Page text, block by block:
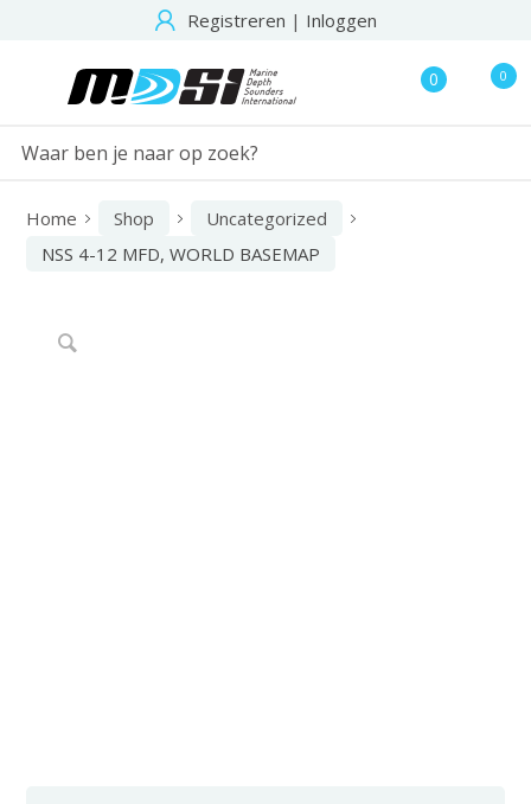
Registreren | Inloggen
0 0
Home Shop
Uncategorized
NSS 4-12 MFD, WORLD BASEMAP